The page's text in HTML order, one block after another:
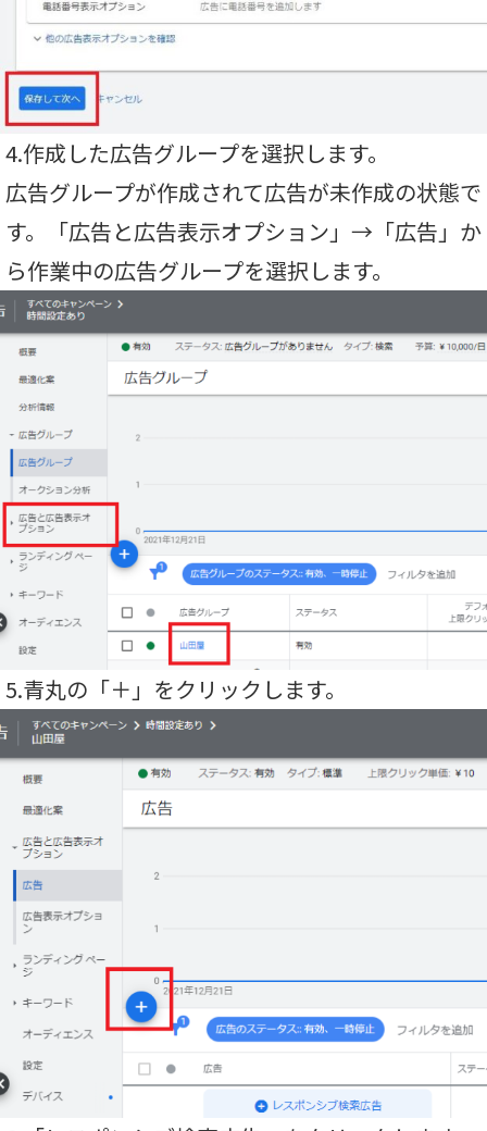
4.作成した広告グループを選択します。
広告グループが作成されて広告が未作成の状態で
す。「広告と広告表示オプション」→「広告」か
ら作業中の広告グループを選択します。
5.青丸の「＋」をクリックします。